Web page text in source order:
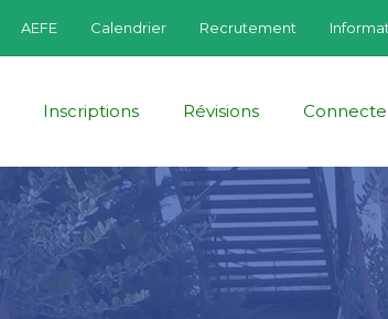
AEFE Calendrier Recrutement
Inscriptions Révisions